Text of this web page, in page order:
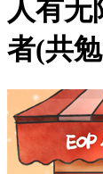
人有无
者(共